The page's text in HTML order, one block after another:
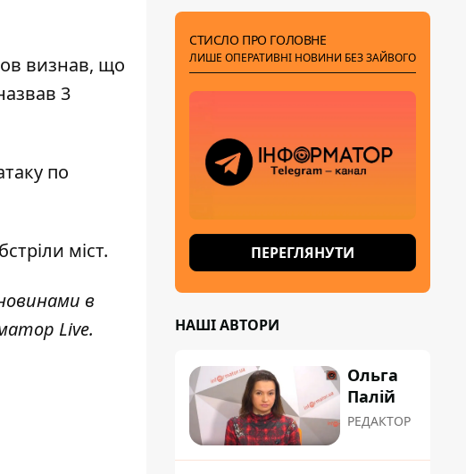
визнав, що
3
по
міст.
в
Live.
СТИСЛО ПРО ГОЛОВНЕ
ЛИШЕ ОПЕРАТИВНІ НОВИНИ БЕЗ ЗАЙВОГО
ПЕРЕГЛЯНУТИ
НАШІ АВТОРИ
Ольга
Палій
РЕДАКТОР